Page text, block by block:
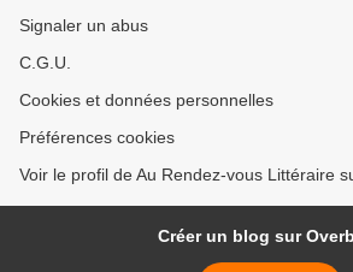
Signaler un abus
C.G.U.
Cookies et données personnelles
Préférences cookies
Voir le profil de Au Rendez-vous Littéraire
Créer un blog sur